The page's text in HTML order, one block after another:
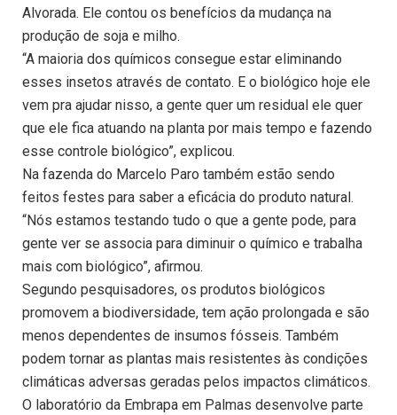
Alvorada. Ele contou os benefícios da mudança na
produção de soja e milho.
“A maioria dos químicos consegue estar eliminando
esses insetos através de contato. E o biológico hoje ele
vem pra ajudar nisso, a gente quer um residual ele quer
que ele fica atuando na planta por mais tempo e fazendo
esse controle biológico”, explicou.
Na fazenda do Marcelo Paro também estão sendo
feitos festes para saber a eficácia do produto natural.
“Nós estamos testando tudo o que a gente pode, para
gente ver se associa para diminuir o químico e trabalha
mais com biológico”, afirmou.
Segundo pesquisadores, os produtos biológicos
promovem a biodiversidade, tem ação prolongada e são
menos dependentes de insumos fósseis. Também
podem tornar as plantas mais resistentes às condições
climáticas adversas geradas pelos impactos climáticos.
O laboratório da Embrapa em Palmas desenvolve parte